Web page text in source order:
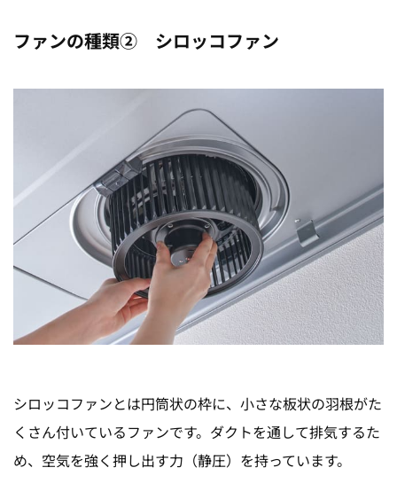
ファンの種類② シロッコファン
シロッコファンとは円筒状の枠に、小さな板状の羽根がた
くさん付いているファンです。ダクトを通して排気するた
め、空気を強く押し出す力（静圧）を持っています。